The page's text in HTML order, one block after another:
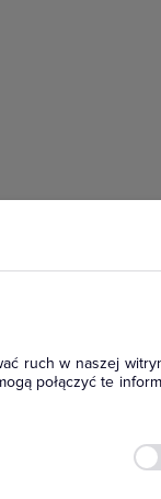
ruch w naszej
połączyć te